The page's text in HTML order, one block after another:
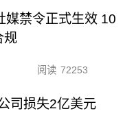
媒禁令正式生效 10
规
阅读 72253
司损失2亿美元